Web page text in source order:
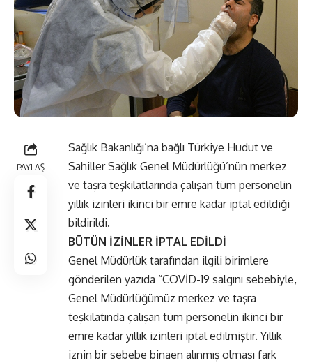
PAYLAŞ
Sağlık Bakanlığı’na bağlı Türkiye Hudut ve
Sahiller Sağlık Genel Müdürlüğü’nün merkez
ve taşra teşkilatlarında çalışan tüm personelin
yıllık izinleri ikinci bir emre kadar iptal edildiği
bildirildi.
BÜTÜN İZİNLER İPTAL EDİLDİ
Genel Müdürlük tarafından ilgili birimlere
gönderilen yazıda “COVİD-19 salgını sebebiyle,
Genel Müdürlüğümüz merkez ve taşra
teşkilatında çalışan tüm personelin ikinci bir
emre kadar yıllık izinleri iptal edilmiştir. Yıllık
iznin bir sebebe binaen alınmış olması fark